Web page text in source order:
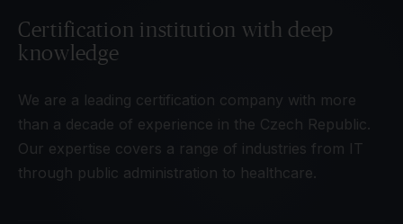
Certification institution with deep
knowledge
We are a leading certification company with more
than a decade of experience in the Czech Republic.
Our expertise covers a range of industries from IT
through public administration to healthcare.